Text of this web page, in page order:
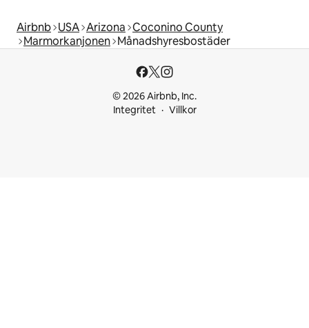
Airbnb USA Arizona Coconino County
Marmorkanjonen Månadshyresbostäder
© 2026 Airbnb, Inc.
Integritet
Villkor